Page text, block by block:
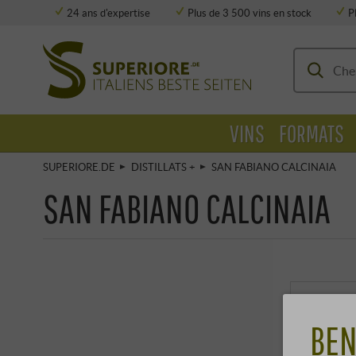
24 ans d'expertise Plus de 3 500 vins en stock
SUPERIORE.DE DISTILLATS + SAN FABIANO CALCINAIA
SAN FABIANO CALCINAIA
VINS FORMATS